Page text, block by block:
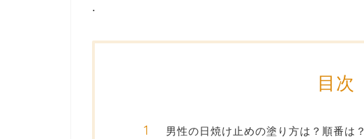
.
目次
男性の日焼け止めの塗り方は？順番は？